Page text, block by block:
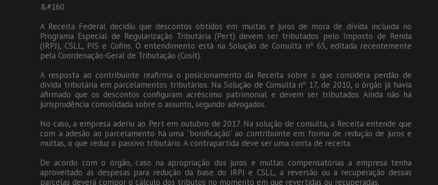
&#160
A Receita Federal decidiu que descontos obtidos em multas e juros de mora de dívida incluída no
Programa Especial de Regularização Tributária (Pert) devem ser tributados pelo Imposto de Renda
(IRPJ), CSLL, PIS e Cofins. O entendimento está na Solução de Consulta nº 65, editada recentemente
pela Coordenação-Geral de Tributação (Cosit).
A resposta ao contribuinte reafirma o posicionamento da Receita sobre o que considera perdão de
dívida tributária em parcelamentos tributários. Na Solução de Consulta nº 17, de 2010, o órgão já havia
afirmado que os descontos configuram acréscimo patrimonial e devem ser tributados. Ainda não há
jurisprudência consolidada sobre o assunto, segundo advogados.
No caso, a empresa aderiu ao Pert em outubro de 2017. Na solução de consulta, a Receita entende que
com a adesão ao parcelamento há uma “bonificação” ao contribuinte em forma de redução de juros e
multas, o que reduz o passivo tributário. A contrapartida deve ser uma conta de receita.
De acordo com o órgão, caso na apropriação dos juros e multas compensatórias a empresa tenha
aproveitado as despesas para redução da base do IRPJ e CSLL, a reversão ou a recuperação dessas
parcelas deverá compor o cálculo dos tributos no momento em que revertidas ou recuperadas.